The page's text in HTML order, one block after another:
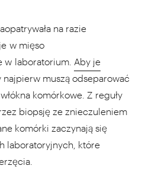
na razie
w mięso
w laboratorium. Aby je
najpierw muszą odseparować
komórkowe. Z reguły
biopsję ze znieczuleniem
komórki zaczynają się
laboratoryjnych, które